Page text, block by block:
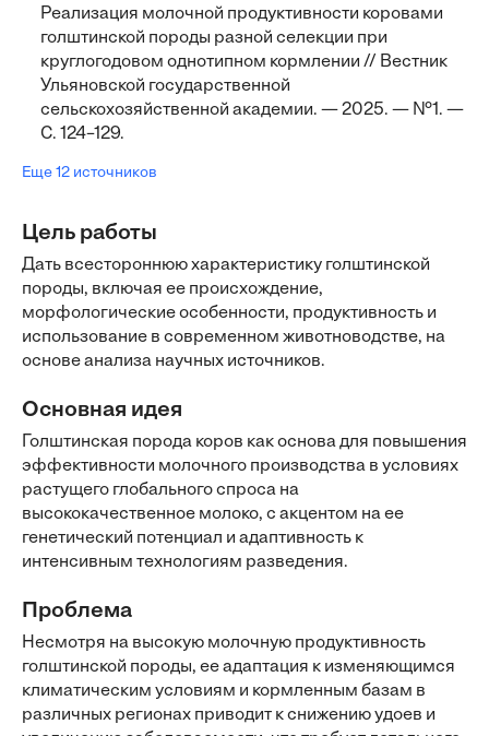
Реализация молочной продуктивности коровами
голштинской породы разной селекции при
круглогодовом однотипном кормлении // Вестник
Ульяновской государственной
сельскохозяйственной академии. — 2025. — №1. —
С. 124–129.
Еще 12 источников
Цель работы
Дать всестороннюю характеристику голштинской
породы, включая ее происхождение,
морфологические особенности, продуктивность и
использование в современном животноводстве, на
основе анализа научных источников.
Основная идея
Голштинская порода коров как основа для повышения
эффективности молочного производства в условиях
растущего глобального спроса на
высококачественное молоко, с акцентом на ее
генетический потенциал и адаптивность к
интенсивным технологиям разведения.
Проблема
Несмотря на высокую молочную продуктивность
голштинской породы, ее адаптация к изменяющимся
климатическим условиям и кормленным базам в
различных регионах приводит к снижению удоев и